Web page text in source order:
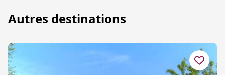
Autres destinations